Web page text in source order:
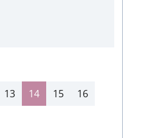
La plupart
13 14 15 16